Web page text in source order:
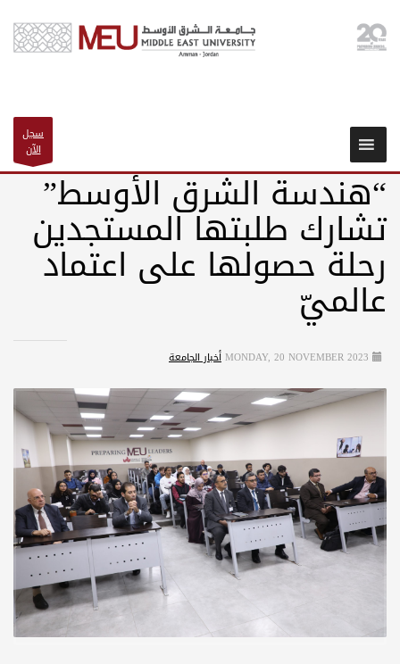
سجل
الآن
“هندسة الشرق الأوسط”
تشارك طلبتها المستجدين
رحلة حصولها على اعتماد
عالميّ
MONDAY, 20 NOVEMBER 2023أخبار الجامعة